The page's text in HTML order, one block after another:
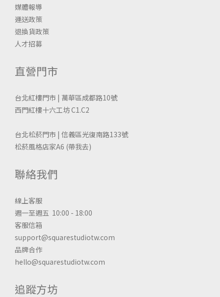
媒體報導
運送政策
退換貨政策
人才招募
直營門市
台北紅樓門市 | 萬華區成都路10號
西門紅樓十六工坊 C1.C2
台北松菸門市 | 信義區光復南路133號
松菸風格店家A6 (帶我去)
聯絡我們
線上客服
週一至週五 10:00 - 18:00
客服信箱
support@squarestudiotw.com
品牌合作
hello@squarestudiotw.com
追蹤方坊